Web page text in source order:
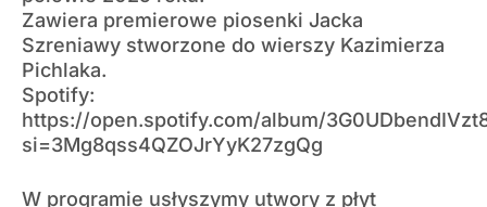
Zawiera premierowe piosenki Jacka
Szreniawy stworzone do wierszy Kazimierza
Pichlaka.
Spotify:
https://open.spotify.com/album/
si=3Mg8qss4QZOJrYyK27zgQg
W programie usłyszymy utwory z płyt